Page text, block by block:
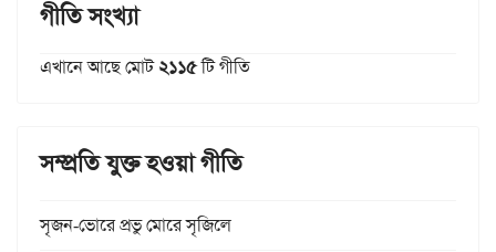
গীতি সংখ্যা
এখানে আছে মোট২১১৫টি গীতি
সম্প্রতি যুক্ত হওয়া গীতি
সৃজন-ভোরে প্রভু মোরে সৃজিলে